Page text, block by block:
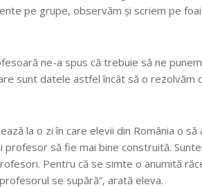
pe grupe, observăm și scriem pe
ne-a spus că trebuie să ne punem
sunt datele astfel încât să o rezolvăm
la o zi în care elevii din România o să
să fie mai bine construită.
Pentru că se simte o anumită
se supără”, arată eleva.